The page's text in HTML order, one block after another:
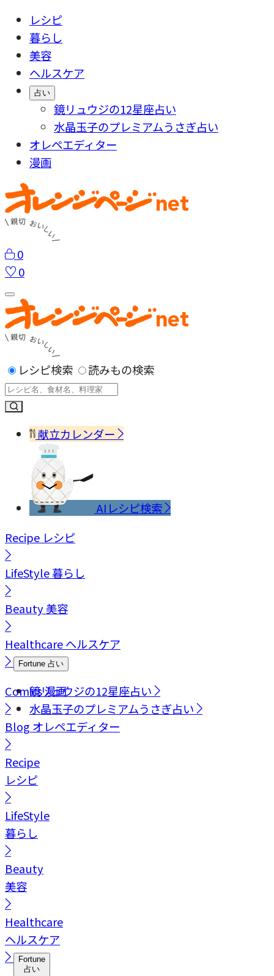
レシピ
暮らし
美容
ヘルスケア
占い
鏡リュウジの12星座占い
水晶玉子のプレミアムうさぎ占い
オレペエディター
漫画
0
0
レシピ検索 読みもの検索
献立カレンダー
AIレシピ検索
Recipe レシピ
LifeStyle暮らし
Beauty美容
Healthcareヘルスケア
Fortune 占い
鏡リュウジの12星座占い
水晶玉子のプレミアムうさぎ占い
Comics漫画
Blog オレペエディター
Recipe
レシピ
LifeStyle
暮らし
Beauty
美容
Healthcare
ヘルスケア
Fortune
占い